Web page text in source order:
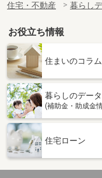
住宅・不動産 暮らし
お役立ち情報
住まいのコラム
暮らしのデータ
(補助金・助成金
住宅ローン